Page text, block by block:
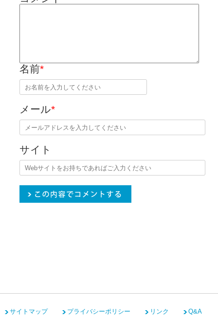
名前*
メール*
サイト
サイトマップ プライバシーポリシー リンク Q&A